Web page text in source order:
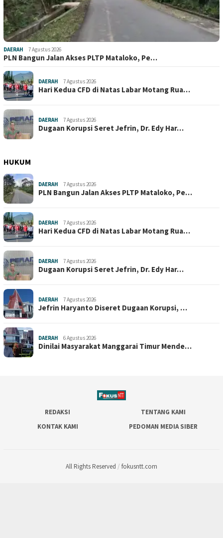
DAERAH 7 Agustus 2026
PLN Bangun Jalan Akses PLTP Mataloko, Pe…
DAERAH 7 Agustus 2026
Hari Kedua CFD di Natas Labar Motang Rua…
DAERAH 7 Agustus 2026
Dugaan Korupsi Seret Jefrin, Dr. Edy Har…
HUKUM
DAERAH 7 Agustus 2026
PLN Bangun Jalan Akses PLTP Mataloko, Pe…
DAERAH 7 Agustus 2026
Hari Kedua CFD di Natas Labar Motang Rua…
DAERAH 7 Agustus 2026
Dugaan Korupsi Seret Jefrin, Dr. Edy Har…
DAERAH 7 Agustus 2026
Jefrin Haryanto Diseret Dugaan Korupsi, …
DAERAH 6 Agustus 2026
Dinilai Masyarakat Manggarai Timur Mende…
REDAKSI
TENTANG KAMI
KONTAK KAMI
PEDOMAN MEDIA SIBER
All Rights Reserved / fokusntt.com